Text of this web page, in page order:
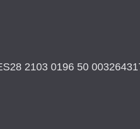
2103 0196 50